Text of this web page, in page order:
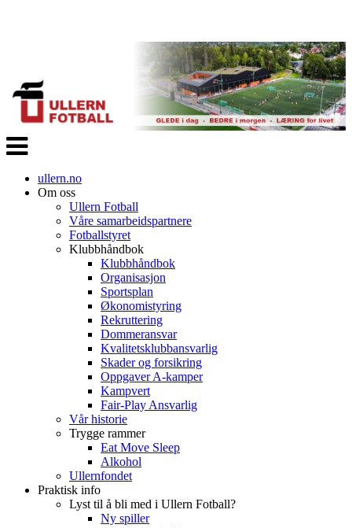
Veksle
navigasjon
ullern.no
Om oss
Ullern Fotball
Våre samarbeidspartnere
Fotballstyret
Klubbhåndbok
Klubbhåndbok
Organisasjon
Sportsplan
Økonomistyring
Rekruttering
Dommeransvar
Kvalitetsklubbansvarlig
Skader og forsikring
Oppgaver A-kamper
Kampvert
Fair-Play Ansvarlig
Vår historie
Trygge rammer
Eat Move Sleep
Alkohol
Ullernfondet
Praktisk info
Lyst til å bli med i Ullern Fotball?
Ny spiller